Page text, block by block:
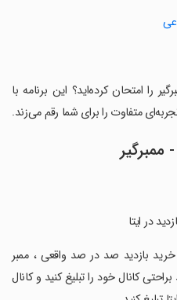
را امتحان کرده‌اید؟ این برنامه با
متفاوت را برای شما رقم می‌زند.
ممبرگیر
در ایتا
خرید بازدید صد در صد واقعی ، ممبر
کانال خود را تبلیغ کنید و کانال